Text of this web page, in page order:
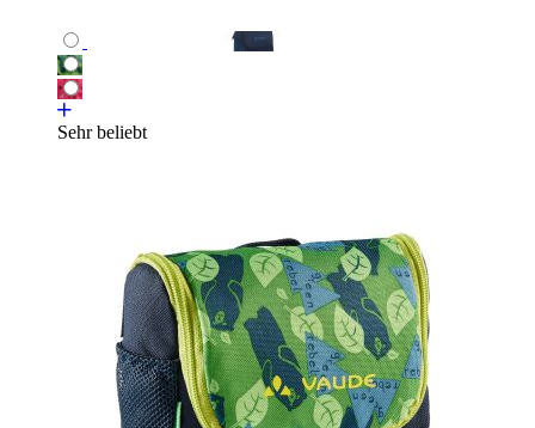
Sehr beliebt